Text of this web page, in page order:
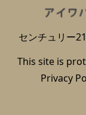
センチュリー
This site is
Privacy